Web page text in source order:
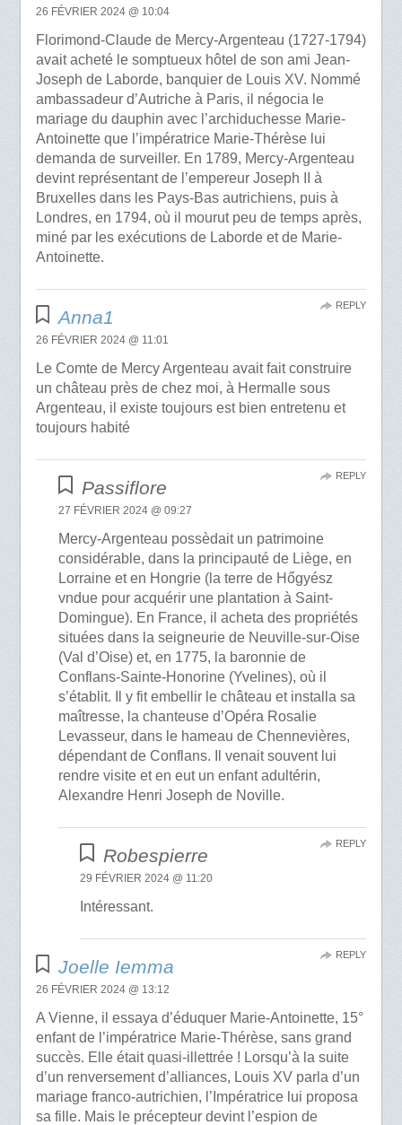
26 FÉVRIER 2024 @ 10:04
Florimond-Claude de Mercy-Argenteau (1727-1794)
avait acheté le somptueux hôtel de son ami Jean-
Joseph de Laborde, banquier de Louis XV. Nommé
ambassadeur d’Autriche à Paris, il négocia le
mariage du dauphin avec l’archiduchesse Marie-
Antoinette que l’impératrice Marie-Thérèse lui
demanda de surveiller. En 1789, Mercy-Argenteau
devint représentant de l’empereur Joseph II à
Bruxelles dans les Pays-Bas autrichiens, puis à
Londres, en 1794, où il mourut peu de temps après,
miné par les exécutions de Laborde et de Marie-
Antoinette.
Anna1
26 FÉVRIER 2024 @ 11:01
Le Comte de Mercy Argenteau avait fait construire
un château près de chez moi, à Hermalle sous
Argenteau, il existe toujours est bien entretenu et
toujours habité
REPLY
Passiflore
27 FÉVRIER 2024 @ 09:27
Mercy-Argenteau possèdait un patrimoine
considérable, dans la principauté de Liège, en
Lorraine et en Hongrie (la terre de Hőgyész
vndue pour acquérir une plantation à Saint-
Domingue). En France, il acheta des propriétés
situées dans la seigneurie de Neuville-sur-Oise
(Val d’Oise) et, en 1775, la baronnie de
Conflans-Sainte-Honorine (Yvelines), où il
s’établit. Il y fit embellir le château et installa sa
maîtresse, la chanteuse d’Opéra Rosalie
Levasseur, dans le hameau de Chennevières,
dépendant de Conflans. Il venait souvent lui
rendre visite et en eut un enfant adultérin,
Alexandre Henri Joseph de Noville.
REPLY
Robespierre
29 FÉVRIER 2024 @ 11:20
Intéressant.
REPLY
Joelle Iemma
26 FÉVRIER 2024 @ 13:12
A Vienne, il essaya d’éduquer Marie-Antoinette, 15°
enfant de l’impératrice Marie-Thérèse, sans grand
succès. Elle était quasi-illettrée ! Lorsqu’à la suite
d’un renversement d’alliances, Louis XV parla d’un
mariage franco-autrichien, l’Impératrice lui proposa
sa fille. Mais le précepteur devint l’espion de
REPLY